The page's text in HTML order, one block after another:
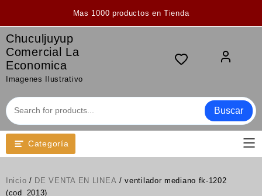
Mas 1000 productos en Tienda
Chuculjuyup
Comercial La
Economica
Imagenes Ilustrativo
Buscar
Categoría
Inicio / DE VENTA EN LINEA / ventilador mediano fk-1202
(cod_2013)